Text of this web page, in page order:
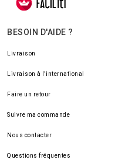
BESOIN D'AIDE ?
Livraison
Livraison à l'international
Faire un retour
Suivre ma commande
Nous contacter
Questions fréquentes